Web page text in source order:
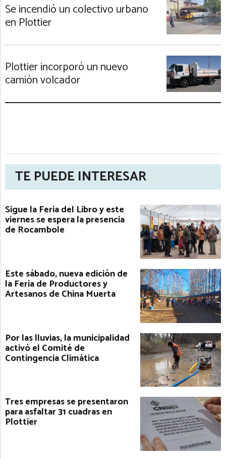
Se incendió un colectivo urbano
en Plottier
Plottier incorporó un nuevo
camión volcador
TE PUEDE INTERESAR
Sigue la Feria del Libro y este
viernes se espera la presencia
de Rocambole
Este sábado, nueva edición de
la Feria de Productores y
Artesanos de China Muerta
Por las lluvias, la municipalidad
activó el Comité de
Contingencia Climática
Tres empresas se presentaron
para asfaltar 31 cuadras en
Plottier